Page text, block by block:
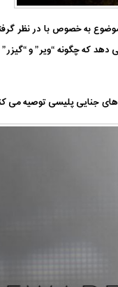
به خصوص با در نظر
که چگونه “ویر” و “گیزر”